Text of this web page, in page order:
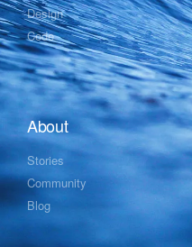
Design
Code
About
Stories
Community
Blog